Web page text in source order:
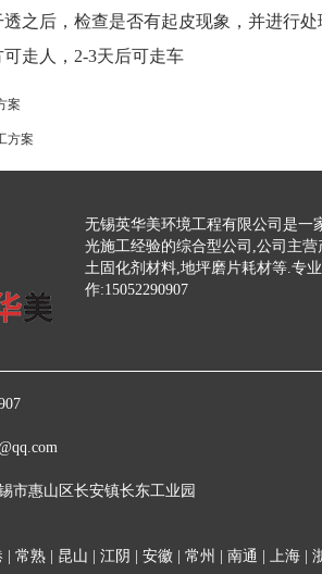
之后，检查是否有起皮现象，并进行处
走人，2-3天后可走车
案
方案
无锡英华美环境工程有限公司是一
光施工经验的综合型公司,公司主
土固化剂材料,地坪磨片耗材等.专
作:15052290907
市惠山区长安镇长东工业园
常熟 昆山 江阴 安徽 常州 南通 上海